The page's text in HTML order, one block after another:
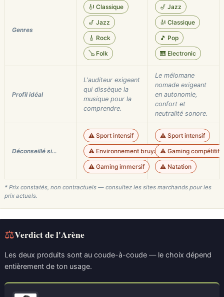
Genres
🎻 Classique
🎷 Jazz
🎸 Rock
🪕 Folk
🎷 Jazz
🎻 Classique
🎵 Pop
🎹 Electronic
Profil idéal
L'auditeur exigeant
qui dissèque la
musique pour la
comprendre.
Le mélomane
nomade exigeant
en autonomie,
confort et
neutralité sonore.
Déconseillé si…
⚠️ Sport intensif
⚠️ Environnement bruyant
⚠️ Gaming immersif
⚠️ Sport intensif
⚠️ Gaming compétitif
⚠️ Natation
* Prix constatés, non contractuels — consultez les sites marchands pour les
prix actuels.
⚖Verdict de l'Arène
Les deux produits sont au coude-à-coude — le choix dépend
entièrement de ton usage.